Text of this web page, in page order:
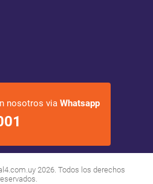
nosotros via Whatsapp
2026. Todos los derechos